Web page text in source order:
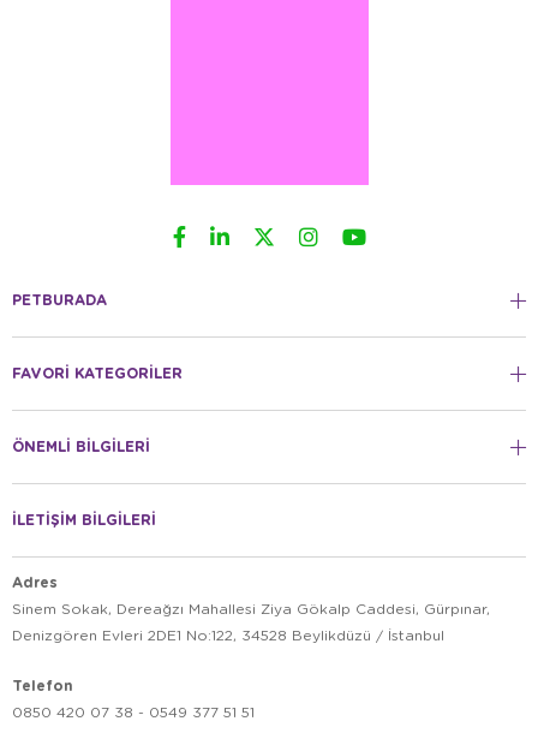
PETBURADA
FAVORİ KATEGORİLER
ÖNEMLİ BİLGİLERİ
İLETİŞİM BİLGİLERİ
Adres
Sinem Sokak, Dereağzı Mahallesi Ziya Gökalp Caddesi, Gürpınar,
Denizgören Evleri 2DE1 No:122, 34528 Beylikdüzü / İstanbul
Telefon
0850 420 07 38 - 0549 377 51 51